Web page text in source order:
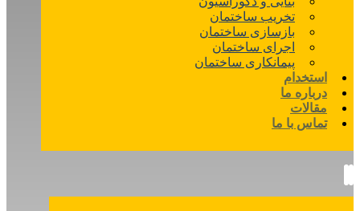
تخریب ساختمان
بازسازی ساختمان
اجرای ساختمان
پیمانکاری ساختمان
استخدام
درباره ما
مقالات
تماس با ما